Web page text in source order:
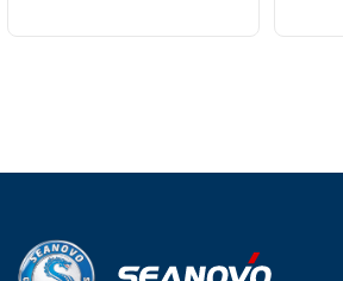
Аксессуары для лодок и